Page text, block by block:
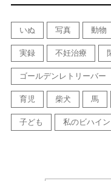
いぬ 写真 動物
実録 不妊治療
ゴールデンレトリーバー
育児 柴犬 馬
子ども 私のビハイ